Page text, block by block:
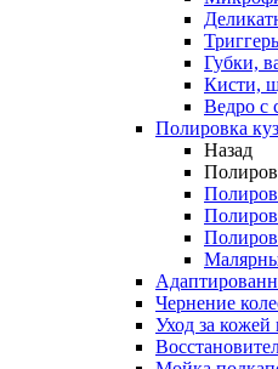
Губки,
Кисти,
Ведро с
Полировка
Назад
Чернение
Уход за кожей